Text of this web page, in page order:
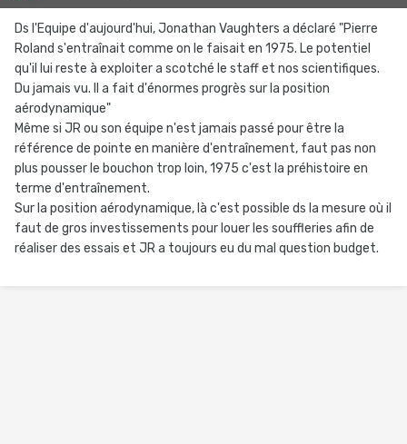
Ds l'Equipe d'aujourd'hui, Jonathan Vaughters a déclaré "Pierre
Roland s'entraînait comme on le faisait en 1975. Le potentiel
qu'il lui reste à exploiter a scotché le staff et nos scientifiques.
Du jamais vu. Il a fait d'énormes progrès sur la position
aérodynamique"
Même si JR ou son équipe n'est jamais passé pour être la
référence de pointe en manière d'entraînement, faut pas non
plus pousser le bouchon trop loin, 1975 c'est la préhistoire en
terme d'entraînement.
Sur la position aérodynamique, là c'est possible ds la mesure où il
faut de gros investissements pour louer les souffleries afin de
réaliser des essais et JR a toujours eu du mal question budget.